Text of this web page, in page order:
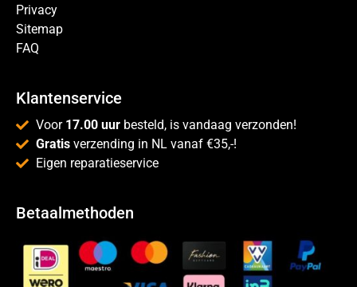
Privacy
Sitemap
FAQ
Klantenservice
Voor 17.00 uur besteld, is vandaag verzonden!
Gratis verzending in NL vanaf €35,-!
Eigen reparatieservice
Betaalmethoden